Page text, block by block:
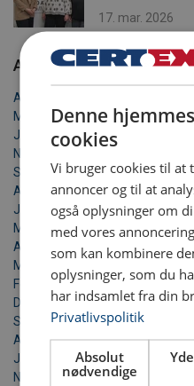
17. mar. 2026
Arkiv
April 2026
Marts 2026
Januar 2026
November 2025
September 2025
August 2025
Juni 2025
Maj 2025
April 2025
Marts 2025
Februar 2025
December 2024
September 2024
April 2024
Januar 2024
November 2023
Denne
cookies
Vi bruger cookies til at
annoncer og til at
også oplysninger om
med vores
som kan kombinere
oplysninger, som du
har indsamlet fra din
Privatlivspolitik
Absolut
nødvendige